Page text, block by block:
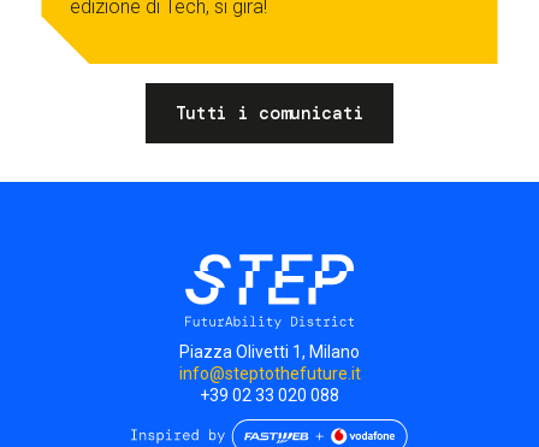
edizione di Tech, si gira!
Tutti i comunicati
Piazza Olivetti 1, Milano
info@steptothefuture.it
+39 02 33 020 088